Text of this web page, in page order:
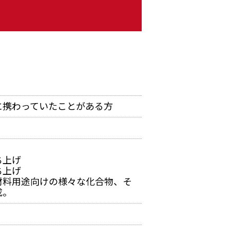
わっていたことがある方
上げ
上げ
用途向けの様々な化合物、そ